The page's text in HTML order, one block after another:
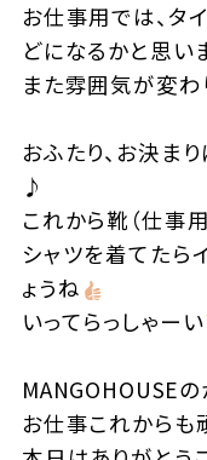
お仕事用では、タ
どになるかと思いま
また雰囲気が変わ
おふたり、お決ま
♪
これから靴（仕事用
シャツを着てたら
ょうね
いってらっしゃーい
MANGOHOUSE
お仕事これからも